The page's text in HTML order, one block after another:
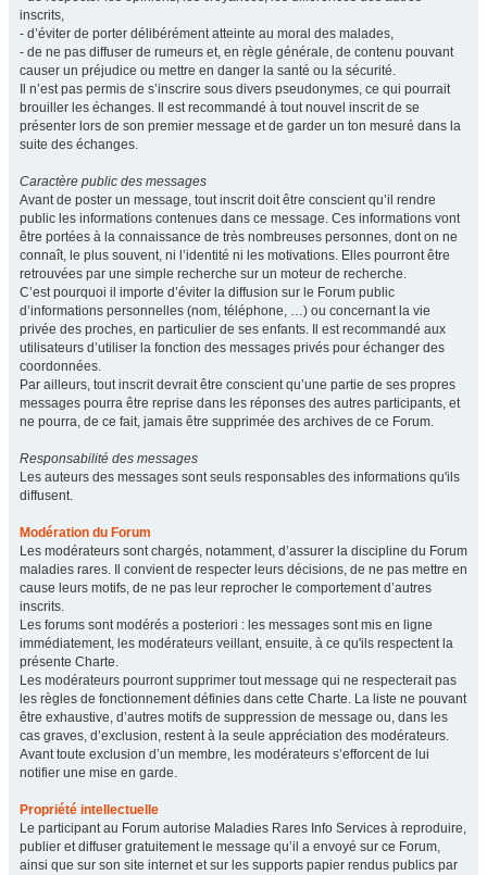
inscrits,
- d’éviter de porter délibérément atteinte au moral des malades,
- de ne pas diffuser de rumeurs et, en règle générale, de contenu pouvant
causer un préjudice ou mettre en danger la santé ou la sécurité.
Il n’est pas permis de s’inscrire sous divers pseudonymes, ce qui pourrait
brouiller les échanges. Il est recommandé à tout nouvel inscrit de se
présenter lors de son premier message et de garder un ton mesuré dans la
suite des échanges.
Caractère public des messages
Avant de poster un message, tout inscrit doit être conscient qu’il rendre
public les informations contenues dans ce message. Ces informations vont
être portées à la connaissance de très nombreuses personnes, dont on ne
connaît, le plus souvent, ni l’identité ni les motivations. Elles pourront être
retrouvées par une simple recherche sur un moteur de recherche.
C’est pourquoi il importe d’éviter la diffusion sur le Forum public
d’informations personnelles (nom, téléphone, …) ou concernant la vie
privée des proches, en particulier de ses enfants. Il est recommandé aux
utilisateurs d’utiliser la fonction des messages privés pour échanger des
coordonnées.
Par ailleurs, tout inscrit devrait être conscient qu’une partie de ses propres
messages pourra être reprise dans les réponses des autres participants, et
ne pourra, de ce fait, jamais être supprimée des archives de ce Forum.
Responsabilité des messages
Les auteurs des messages sont seuls responsables des informations qu'ils
diffusent.
Modération du Forum
Les modérateurs sont chargés, notamment, d’assurer la discipline du Forum
maladies rares. Il convient de respecter leurs décisions, de ne pas mettre en
cause leurs motifs, de ne pas leur reprocher le comportement d’autres
inscrits.
Les forums sont modérés a posteriori : les messages sont mis en ligne
immédiatement, les modérateurs veillant, ensuite, à ce qu'ils respectent la
présente Charte.
Les modérateurs pourront supprimer tout message qui ne respecterait pas
les règles de fonctionnement définies dans cette Charte. La liste ne pouvant
être exhaustive, d’autres motifs de suppression de message ou, dans les
cas graves, d’exclusion, restent à la seule appréciation des modérateurs.
Avant toute exclusion d’un membre, les modérateurs s’efforcent de lui
notifier une mise en garde.
Propriété intellectuelle
Le participant au Forum autorise Maladies Rares Info Services à reproduire,
publier et diffuser gratuitement le message qu’il a envoyé sur ce Forum,
ainsi que sur son site internet et sur les supports papier rendus publics par